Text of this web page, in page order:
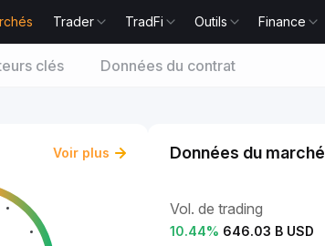
Trader TradFi Outils Finance
clés Données du contrat
Voir plus Données du marché
Vol. de trading
10.44% 646.03 B USD